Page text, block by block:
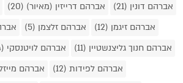
אברהם דונין (21)
אברהם דרייזין (מאיור) (20)
אברהם זיגמן (12)
אברהם זלצמן (5)
אברהם חנוך גליצנשטיין (11)
אברהם לויטנסקי (4)
אברהם לפידות (12)
אברהם